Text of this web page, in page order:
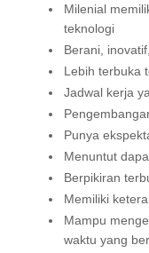
Milenial
teknologi
Berani,
Lebih terbuka
Jadwal kerja
Punya
Menuntut
Berpikiran
Memiliki
Mampu
waktu yang